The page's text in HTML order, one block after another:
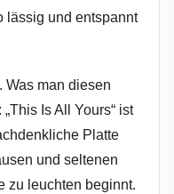
lässig und entspannt
Was man diesen
Is All Yours“ ist
Platte
und seltenen
zu leuchten beginnt.